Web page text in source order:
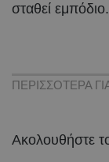
σταθεί εμπόδιο.
ΠΕΡΙΣΣΟΤΕΡΑ
Ακολουθήστε